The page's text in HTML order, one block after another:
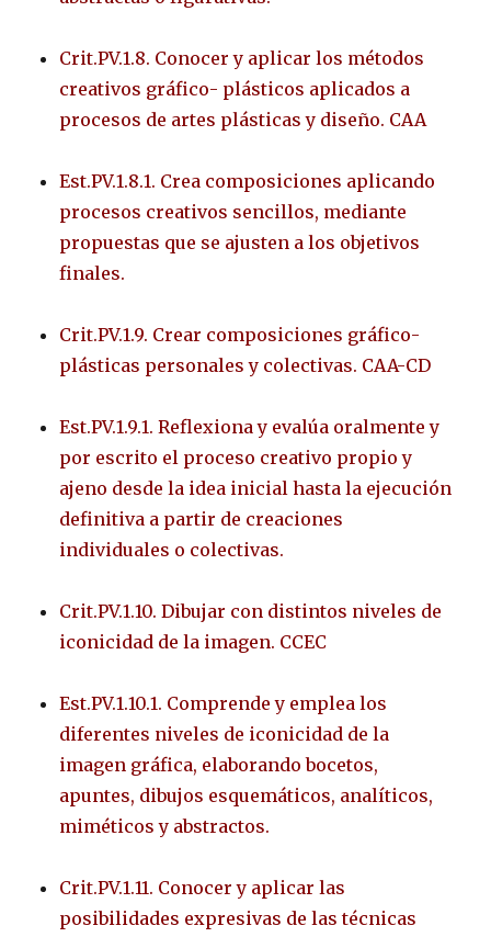
Crit.PV.1.8. Conocer y aplicar los métodos
creativos gráfico- plásticos aplicados a
procesos de artes plásticas y diseño. CAA
Est.PV.1.8.1. Crea composiciones aplicando
procesos creativos sencillos, mediante
propuestas que se ajusten a los objetivos
finales.
Crit.PV.1.9. Crear composiciones gráfico-
plásticas personales y colectivas. CAA-CD
Est.PV.1.9.1. Reflexiona y evalúa oralmente y
por escrito el proceso creativo propio y
ajeno desde la idea inicial hasta la ejecución
definitiva a partir de creaciones
individuales o colectivas.
Crit.PV.1.10. Dibujar con distintos niveles de
iconicidad de la imagen. CCEC
Est.PV.1.10.1. Comprende y emplea los
diferentes niveles de iconicidad de la
imagen gráfica, elaborando bocetos,
apuntes, dibujos esquemáticos, analíticos,
miméticos y abstractos.
Crit.PV.1.11. Conocer y aplicar las
posibilidades expresivas de las técnicas